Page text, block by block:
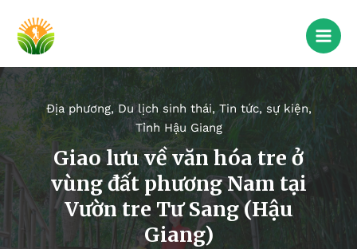
Địa phương, Du lịch sinh thái,Tin tức, sự kiện,
Tỉnh Hậu Giang
Giao lưu về văn hóa tre ở
vùng đất phương Nam tại
Vườn tre Tư Sang (Hậu
Giang)